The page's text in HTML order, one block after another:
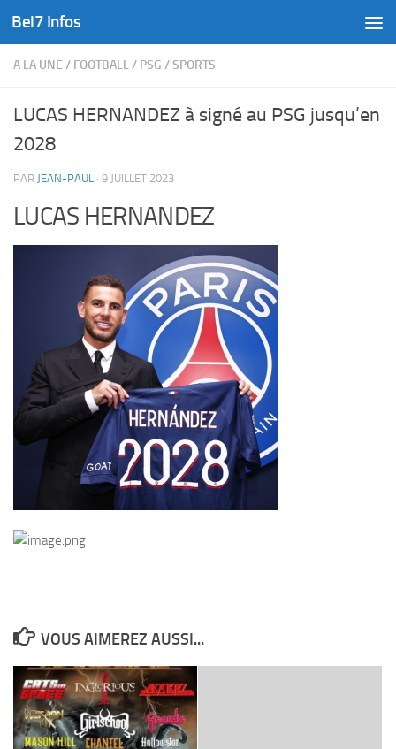
Skip to content
Bel7 Infos
A LA UNE / FOOTBALL/ PSG /SPORTS
LUCAS HERNANDEZ à signé au PSG jusqu’en
2028
PAR JEAN-PAUL · 9 JUILLET 2023
LUCAS HERNANDEZ
VOUS AIMEREZ AUSSI...